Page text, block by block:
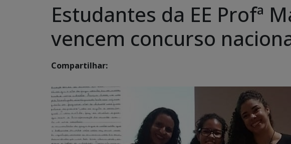
Estudantes da EE Profª
vencem concurso
Compartilhar: